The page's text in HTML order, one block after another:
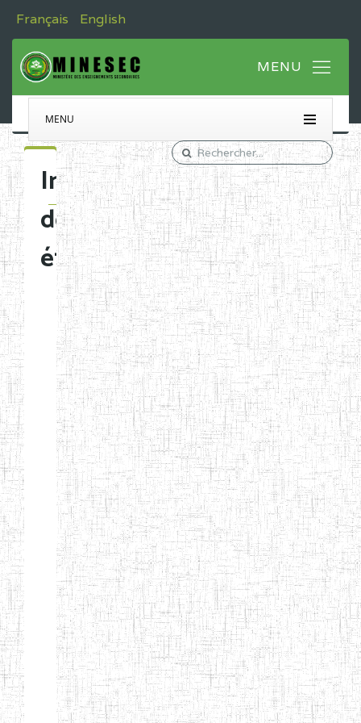
Français English
MENU
Immatriculation
des
établissements
Etablissements
d'enseignement
normal
ENI
Chercher:
Effacer les filtres
Denomination
Type